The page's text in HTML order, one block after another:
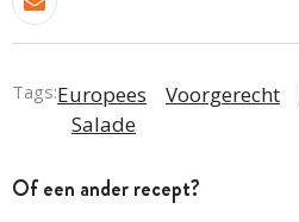
Tags:Europees Voorgerecht
Salade
Of een ander recept?